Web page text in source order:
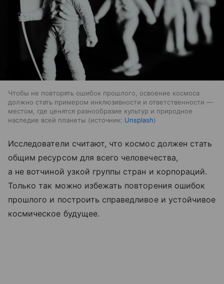
Чтобы не повторять ошибок прошлого, освоение космоса
должно стать примером инклюзивности и ответственности —
местом, где ценятся разнообразие культур и природное
наследие всей планеты
источник: Unsplash
Исследователи считают, что космос должен стать
общим ресурсом для всего человечества,
а не вотчиной узкой группы стран и корпораций.
Только так можно избежать повторения ошибок
прошлого и построить справедливое и устойчивое
космическое будущее.